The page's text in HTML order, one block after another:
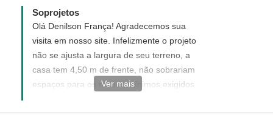
Soprojetos
Olá Denilson França! Agradecemos sua
visita em nosso site. Infelizmente o projeto
não se ajusta a largura de seu terreno, a
casa tem 4,50 m de frente, não sobrariam
espaços para os recuos mínimos exigidos
sugestões de projetos que se ajustam ao
Ver mais